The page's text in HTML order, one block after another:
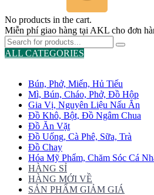
No products in the cart.
Miễn phí giao hàng tại AKL cho đơn
ALL CATEGORIES
Bún, Phở, Miến, Hủ Tiếu
Mì, Bún, Cháo, Phở, Đồ Hộp
Gia Vị, Nguyên Liệu Nấu Ăn
Đồ Khô, Bột, Đồ Ngâm Chua
Đồ Ăn Vặt
Đồ Uống, Cà Phê, Sữa, Trà
Đồ Chay
Hóa Mỹ Phẩm, Chăm Sóc Cá
HÀNG SỈ
HÀNG MỚI VỀ
SẢN PHẨM GIẢM GIÁ